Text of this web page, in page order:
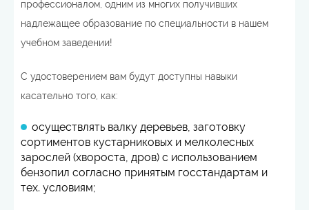
профессионалом, одним из многих получивших
надлежащее образование по специальности в нашем
учебном заведении!
С удостоверением вам будут доступны навыки
касательно того, как:
осуществлять валку деревьев, заготовку
сортиментов кустарниковых и мелколесных
зарослей (хвороста, дров) с использованием
бензопил согласно принятым госстандартам и
тех. условиям;